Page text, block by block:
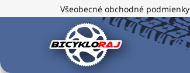
na
Všeobecné obchodné podmienky